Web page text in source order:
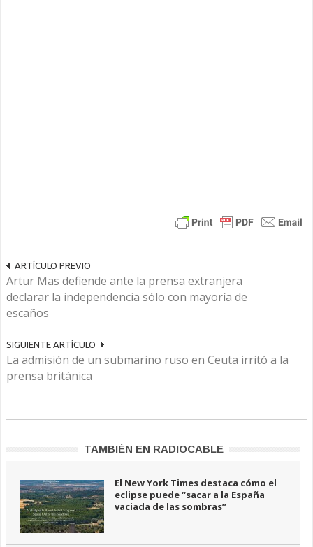
ARTÍCULO PREVIO
Artur Mas defiende ante la prensa extranjera
declarar la independencia sólo con mayoría de
escaños
SIGUIENTE ARTÍCULO
La admisión de un submarino ruso en Ceuta irritó a la
prensa británica
TAMBIÉN EN RADIOCABLE
El New York Times destaca cómo el
eclipse puede “sacar a la España
vaciada de las sombras”